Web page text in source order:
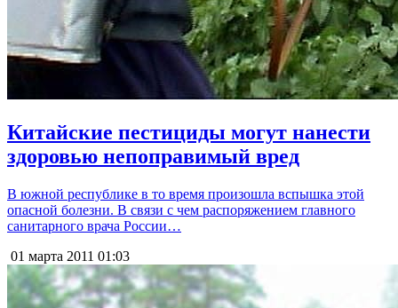
Китайские пестициды могут нанести
здоровью непоправимый вред
В южной республике в то время произошла вспышка этой
опасной болезни. В связи с чем распоряжением главного
санитарного врача России…
01 марта 2011 01:03